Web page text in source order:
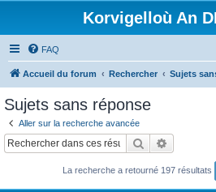
Korvigelloù An
FAQ
Accueil du forum Rechercher Sujets
Sujets sans réponse
Aller sur la recherche avancée
Rechercher
La recherche a retourné 197 résultats